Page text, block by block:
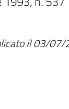
il 03/07/